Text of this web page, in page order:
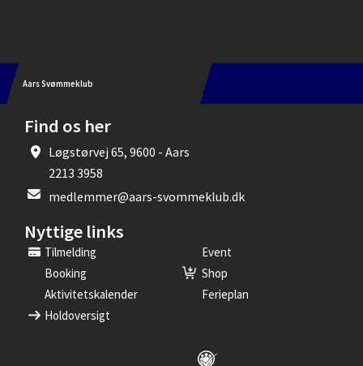
Aars Svømmeklub
Find os her
Løgstørvej 65, 9600 - Aars
2213 3958
medlemmer@aars-svommeklub.dk
Nyttige links
Tilmelding
Event
Booking
Shop
Aktivitetskalender
Ferieplan
Holdoversigt